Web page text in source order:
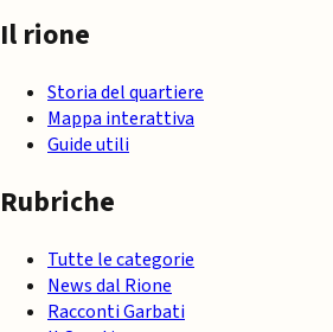
Il rione
Storia del quartiere
Mappa interattiva
Guide utili
Rubriche
Tutte le categorie
News dal Rione
Racconti Garbati